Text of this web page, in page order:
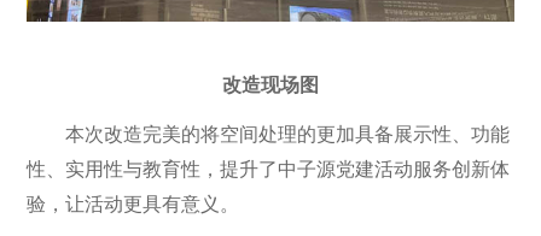
改造现场图
本次改造完美的将空间处理的更加具备展示性、功能
性、实用性与教育性，提升了中子源党建活动服务创新体
验，让活动更具有意义。